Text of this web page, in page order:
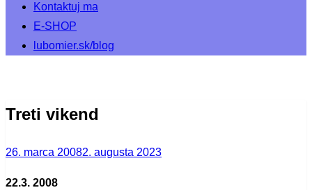
Kontaktuj ma
E-SHOP
lubomier.sk/blog
Treti vikend
Posted
26. marca 20082. augusta 2023
22.3. 2008